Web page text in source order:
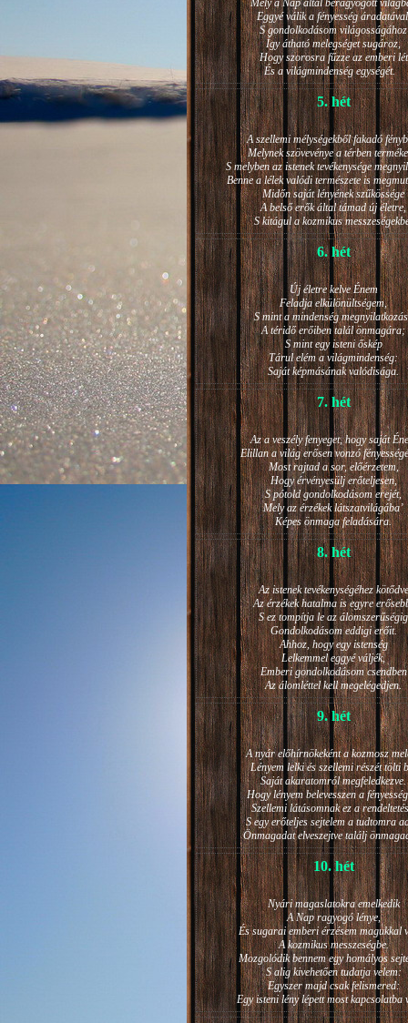
Mely a Nap által beragyogott
Eggyé válik a fényesség
S gondolkodásom világosságához
Így átható melegséget sugároz,
Hogy szorosra fűzze az emberi lét
És a világmindenség egységét.
5. hét
A szellemi mélységekből fakadó
Melynek szövevénye a térben
S melyben az istenek tevékenysége
Benne a lélek valódi természete is
Midőn saját lényének szűkössége
A belső erők által támad új életre,
S kitágul a kozmikus
6. hét
Új életre kelve Énem
Feladja elkülönültségem,
S mint a mindenség
A téridő erőiben talál önmagára;
S mint egy isteni őskép
Tárul elém a világmindenség:
Saját képmásának valódisága.
7. hét
Az a veszély fenyeget, hogy saját
Elillan a világ erősen vonzó
Most rajtad a sor, előérzetem,
Hogy érvényesülj erőteljesen,
S pótold gondolkodásom erejét,
Mely az érzékek látszatvilágába’
Képes önmaga feladására.
8. hét
Az istenek tevékenységéhez kötődve
Az érzékek hatalma is egyre
S ez tompítja le az álomszerűségig
Gondolkodásom eddigi erőit.
Ahhoz, hogy egy istenség
Lelkemmel eggyé váljék,
Emberi gondolkodásom csendben
Az álomléttel kell megelégedjen.
9. hét
A nyár előhírnökeként a kozmosz
Lényem lelki és szellemi részét tölti
Saját akaratomról megfeledkezve.
Hogy lényem belevesszen a
Szellemi látásomnak ez a
S egy erőteljes sejtelem a tudtomra
Önmagadat elveszejtve találj
10. hét
Nyári magaslatokra emelkedik
A Nap ragyogó lénye,
És sugarai emberi érzésem magukkal
A kozmikus messzeségbe.
Mozgolódik bennem egy homályos
S alig kivehetően tudatja velem:
Egyszer majd csak felismered:
Egy isteni lény lépett most kapcsolatba